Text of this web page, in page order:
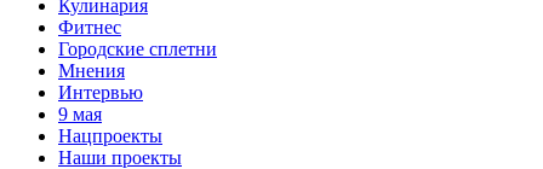
Кулинария
Фитнес
Городские сплетни
Мнения
Интервью
9 мая
Нацпроекты
Наши проекты